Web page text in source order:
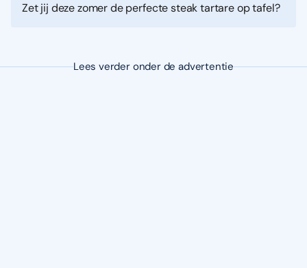
Zet jij deze zomer de perfecte steak tartare op tafel?
Lees verder onder de advertentie